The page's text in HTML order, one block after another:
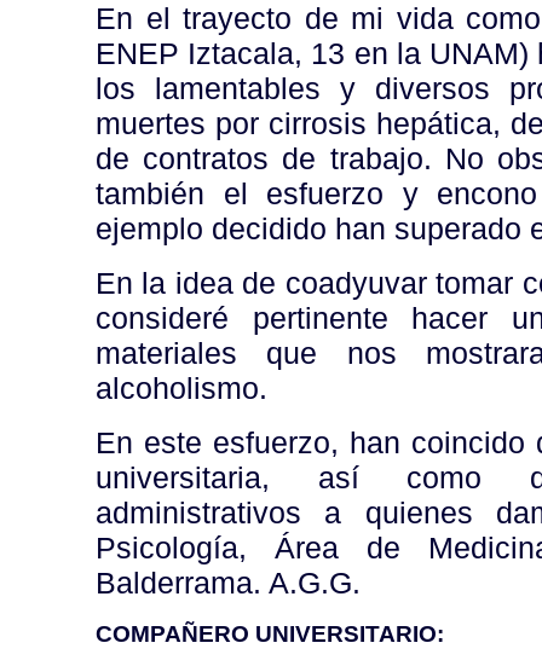
En el trayecto de mi vida
ENEP Iztacala, 13 en la
los lamentables y diversos
muertes por cirrosis hepática,
de contratos de trabajo. No
también el esfuerzo y
ejemplo decidido han superado
En la idea de coadyuvar tomar
consideré pertinente hacer
materiales que nos
alcoholismo.
En este esfuerzo, han
universitaria, así como
administrativos a quienes
Psicología, Área de
Balderrama. A.G.G.
COMPAÑERO UNIVERSITARIO: